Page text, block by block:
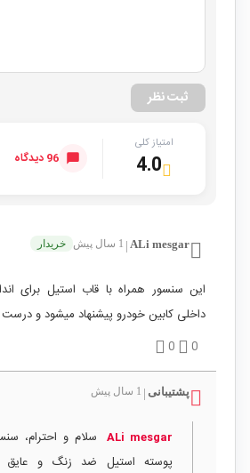
ثبت نظر
امتیاز کلی
4.0 96 دیدگاه
ALi mesgar 1 سال پیش خریدار
این سنسور همراه با قاب استیل برای
داخلی کابین خودرو پیشنهاد میشود و
0
0
پشتیبانی 1 سال پیش
ALi mesgar
پوسته استیل ضد زنگ و عایق